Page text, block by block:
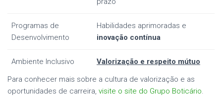
Programas de
Desenvolvimento
Habilidades aprimoradas e
inovação contínua
Ambiente Inclusivo
Valorização e respeito mútuo
Para conhecer mais sobre a cultura de valorização e as
oportunidades de carreira, visite o site do Grupo Boticário.